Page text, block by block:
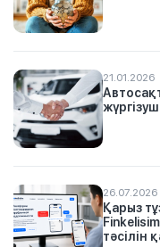
21.01.2026
26.07.2026
Қарыз
тәсілін